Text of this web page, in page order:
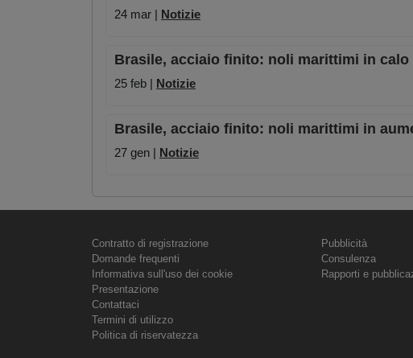
24 mar | Notizie
Brasile, acciaio finito: noli marittimi in calo
25 feb | Notizie
Brasile, acciaio finito: noli marittimi in
27 gen | Notizie
Contratto di registrazione
Domande frequenti
Informativa sull'uso dei cookie
Presentazione
Contattaci
Termini di utilizzo
Politica di riservatezza
Pubblicità
Consulenza
Rapporti e